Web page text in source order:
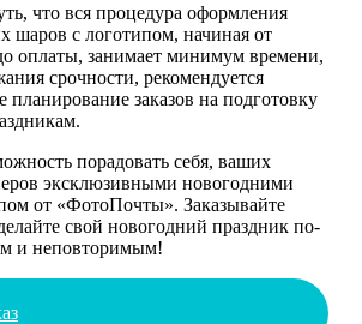
что вся процедура оформления
шаров с логотипом, начиная от
оплаты, занимает минимум времени,
срочности, рекомендуется
планирование заказов на подготовку
порадовать себя, ваших
эксклюзивными новогодними
от «ФотоПочты». Заказывайте
свой новогодний праздник по-
и неповторимым!